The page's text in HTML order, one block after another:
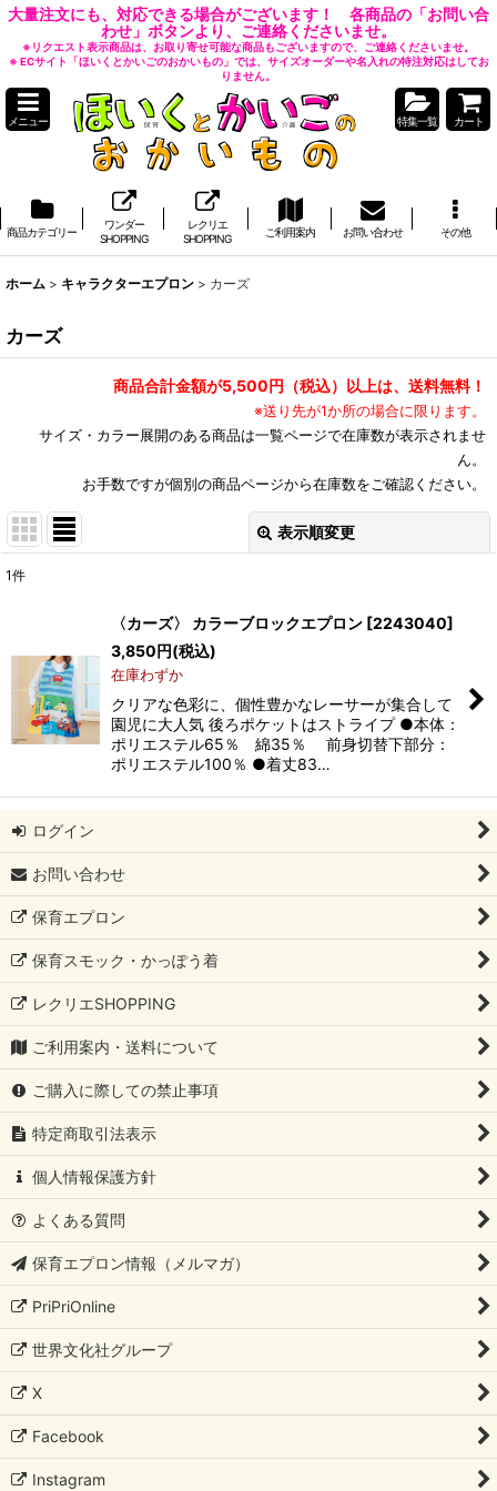
大量注文にも、対応できる場合がございます！ 各商品の「お問い合
わせ」ボタンより、ご連絡くださいませ。
※リクエスト表示商品は、お取り寄せ可能な商品もございますので、ご連絡くださいませ。
※ ECサイト「ほいくとかいごのおかいもの」では、サイズオーダーや名入れの特注対応はしてお
りません。
メニュー 特集一覧 カート
商品カテゴリー
ワンダー
SHOPPING
レクリエ
SHOPPING
ご利用案内 お問い合わせ その他
ホーム > キャラクターエプロン > カーズ
カーズ
商品合計金額が5,500円（税込）以上は、送料無料！
※送り先が1か所の場合に限ります。
サイズ・カラー展開のある商品は一覧ページで在庫数が表示されませ
ん。
お手数ですが個別の商品ページから在庫数をご確認ください。
表示順変更
並び順:
絞り込む
1件
〈カーズ〉 カラーブロックエプロン [2243040]
3,850 円(税込)
在庫わずか
クリアな色彩に、個性豊かなレーサーが集合して
園児に大人気 後ろポケットはストライプ ●本体：
ポリエステル65％ 綿35％ 前身切替下部分：
ポリエステル100％ ●着丈83…
ログイン
お問い合わせ
保育エプロン
保育スモック・かっぽう着
レクリエSHOPPING
ご利用案内・送料について
ご購入に際しての禁止事項
特定商取引法表示
個人情報保護方針
よくある質問
保育エプロン情報（メルマガ）
PriPriOnline
世界文化社グループ
X
Facebook
Instagram